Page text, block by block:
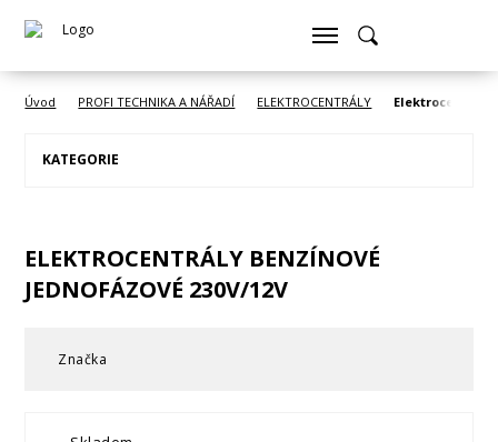
Úvod PROFI TECHNIKA A NÁŘADÍ ELEKTROCENTRÁLY Elektrocentrály
KATEGORIE
ELEKTROCENTRÁLY BENZÍNOVÉ
JEDNOFÁZOVÉ 230V/12V
Značka